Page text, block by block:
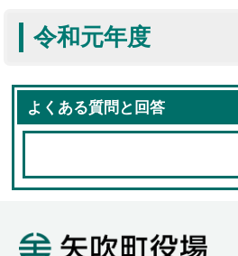
令和元年度
よくある質問と回答